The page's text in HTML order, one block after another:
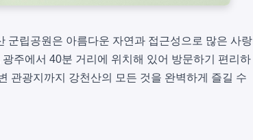
군립공원은 아름다운 자연과 접근성으로 많은 사랑
주에서 40분 거리에 위치해 있어 방문하기 편리하
관광지까지 강천산의 모든 것을 완벽하게 즐길 수